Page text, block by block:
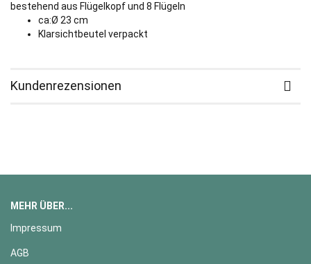
bestehend aus Flügelkopf und 8 Flügeln
ca:Ø 23 cm
Klarsichtbeutel verpackt
Kundenrezensionen
MEHR ÜBER...
Impressum
AGB